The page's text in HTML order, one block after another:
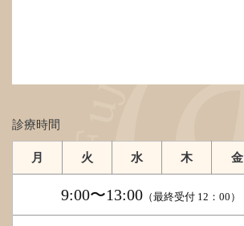
診療時間
月 火 水 木 金
9:00〜13:00（最終受付 12：00）